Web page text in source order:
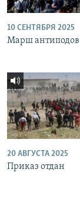
10 СЕНТЯБРЯ 2025
Марш антиподов
20 АВГУСТА 2025
Приказ отдан